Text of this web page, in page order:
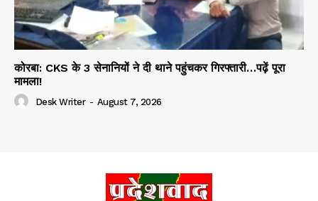
कोरबा: CKS के 3 सेनानियों ने दी थाने पहुंचकर गिरफ्तारी…पढ़ें पूरा
मामला!
Desk Writer - August 7, 2026